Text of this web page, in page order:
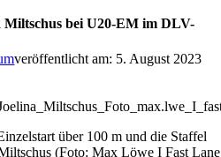
bei U20-EM im DLV-
veröffentlicht am: 5. August 2023
über 100 m und die Staffel
(Foto: Max Löwe I Fast Lane